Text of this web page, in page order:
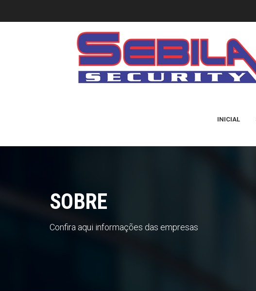
INICIAL
SOBRE
Confira aqui informações das empresas